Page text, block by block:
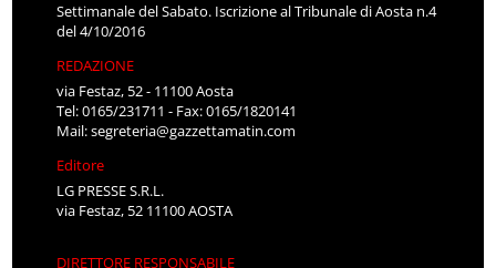
Settimanale del Sabato. Iscrizione al Tribunale di Aosta n.4
del 4/10/2016
REDAZIONE
via Festaz, 52 - 11100 Aosta
Tel: 0165/231711 - Fax: 0165/1820141
Mail:segreteria@gazzettamatin.com
Editore
LG PRESSE S.R.L.
via Festaz, 52 11100 AOSTA
DIRETTORE RESPONSABILE